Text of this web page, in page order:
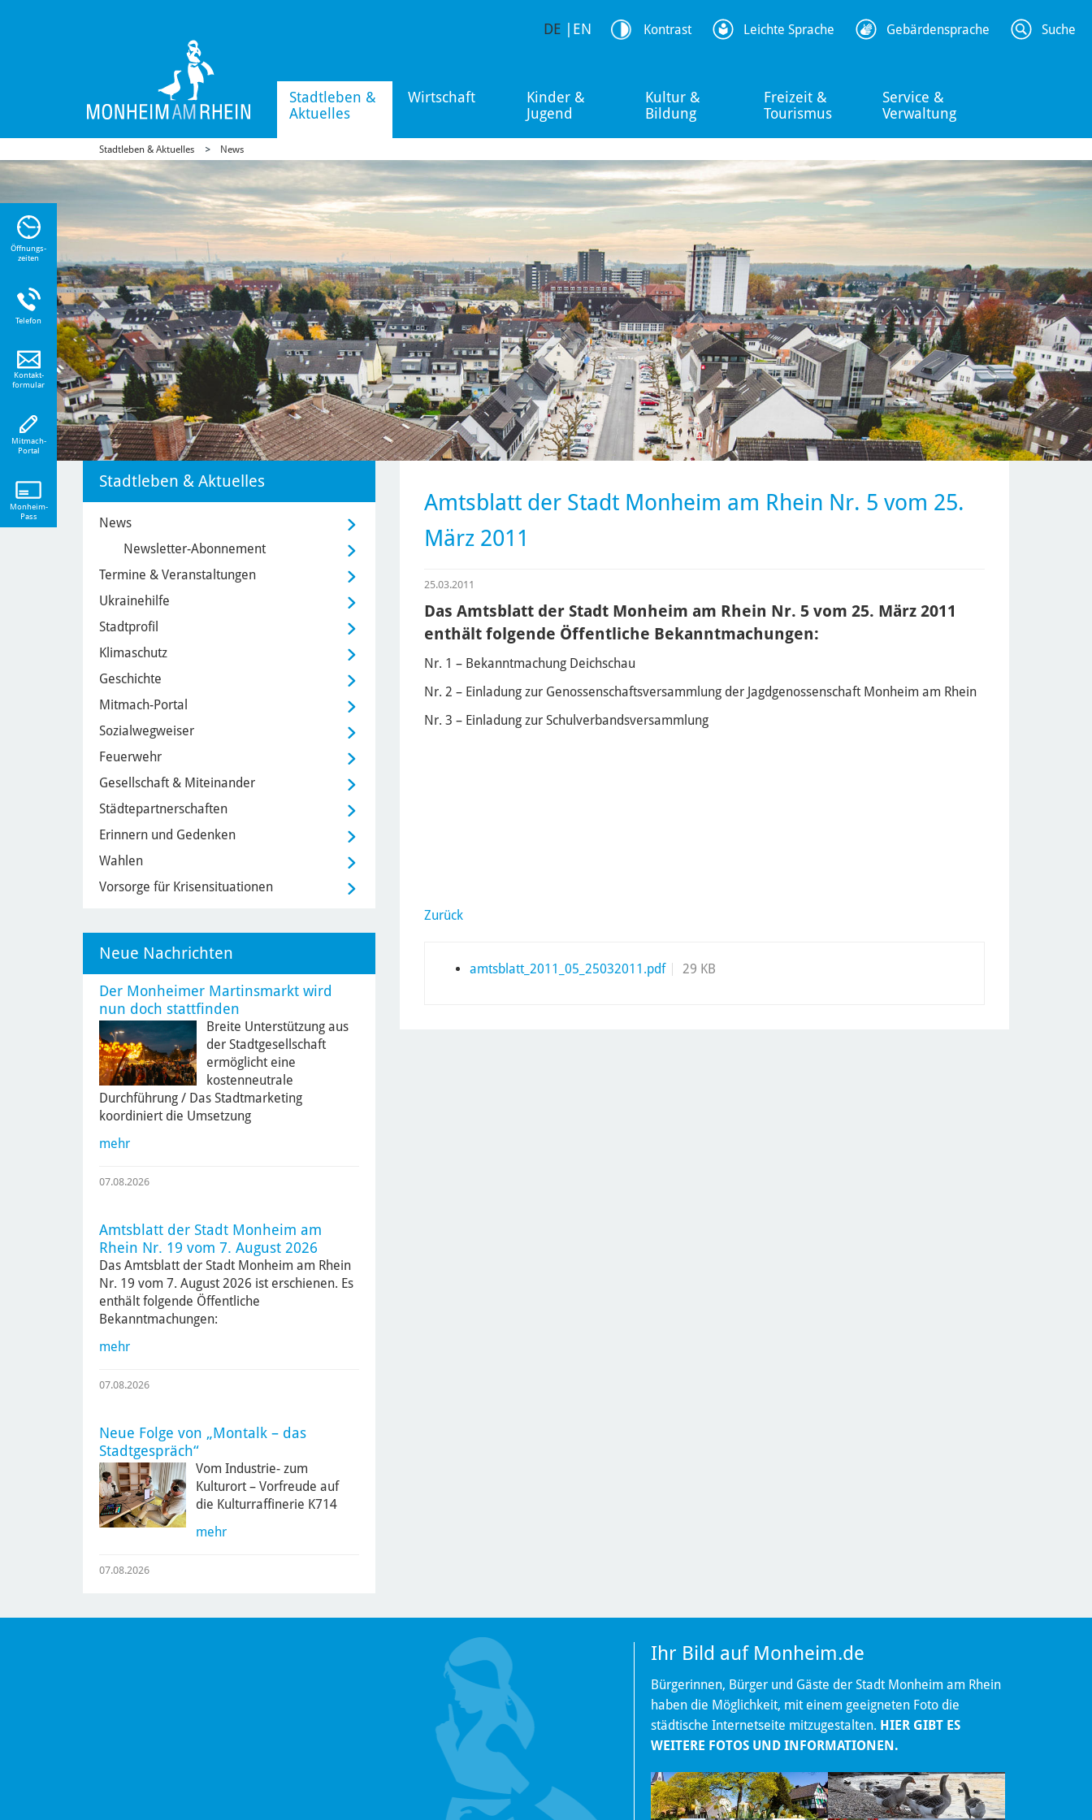
Stadtleben &
Aktuelles
Wirtschaft
Kinder &
Jugend
Kultur &
Bildung
Freizeit &
Tourismus
Service &
Verwaltung
DE EN Kontrast Leichte Sprache Gebärdensprache Suche
Stadtleben & Aktuelles News
Amtsblatt der Stadt Monheim am Rhein Nr. 5 vom 25.
März 2011
25.03.2011
Das Amtsblatt der Stadt Monheim am Rhein Nr. 5 vom 25. März 2011
enthält folgende Öffentliche Bekanntmachungen:
Nr. 1 – Bekanntmachung Deichschau
Nr. 2 – Einladung zur Genossenschaftsversammlung der Jagdgenossenschaft Monheim am Rhein
Nr. 3 – Einladung zur Schulverbandsversammlung
Zurück
amtsblatt_2011_05_25032011.pdf 29 KB
Stadtleben & Aktuelles
News
Newsletter-Abonnement
Termine & Veranstaltungen
Ukrainehilfe
Stadtprofil
Klimaschutz
Geschichte
Mitmach-Portal
Sozialwegweiser
Feuerwehr
Gesellschaft & Miteinander
Städtepartnerschaften
Erinnern und Gedenken
Wahlen
Vorsorge für Krisensituationen
Neue Nachrichten
Der Monheimer Martinsmarkt wird
nun doch stattfinden
Breite Unterstützung aus
der Stadtgesellschaft
ermöglicht eine
kostenneutrale
Durchführung / Das Stadtmarketing
koordiniert die Umsetzung
mehr
07.08.2026
Amtsblatt der Stadt Monheim am
Rhein Nr. 19 vom 7. August 2026
Das Amtsblatt der Stadt Monheim am Rhein
Nr. 19 vom 7. August 2026 ist erschienen. Es
enthält folgende Öffentliche
Bekanntmachungen:
mehr
07.08.2026
Neue Folge von „Montalk – das
Stadtgespräch“
Vom Industrie- zum
Kulturort – Vorfreude auf
die Kulturraffinerie K714
mehr
07.08.2026
Ihr Bild auf Monheim.de
Bürgerinnen, Bürger und Gäste der Stadt Monheim am Rhein
haben die Möglichkeit, mit einem geeigneten Foto die
städtische Internetseite mitzugestalten. HIER GIBT ES
WEITERE FOTOS UND INFORMATIONEN.
Öffnungs-
zeiten
Telefon
Kontakt-
formular
Mitmach-
Portal
Monheim-
Pass
Sie
zu